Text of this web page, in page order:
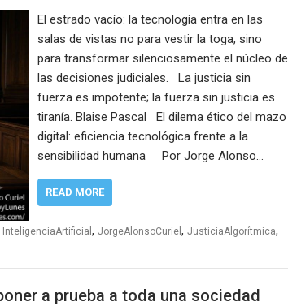
El estrado vacío: la tecnología entra en las
salas de vistas no para vestir la toga, sino
para transformar silenciosamente el núcleo de
las decisiones judiciales. La justicia sin
fuerza es impotente; la fuerza sin justicia es
tiranía. Blaise Pascal El dilema ético del mazo
digital: eficiencia tecnológica frente a la
sensibilidad humana Por Jorge Alonso…
READ MORE
InteligenciaArtificial , JorgeAlonsoCuriel , JusticiaAlgorítmica,
a prueba a toda una sociedad